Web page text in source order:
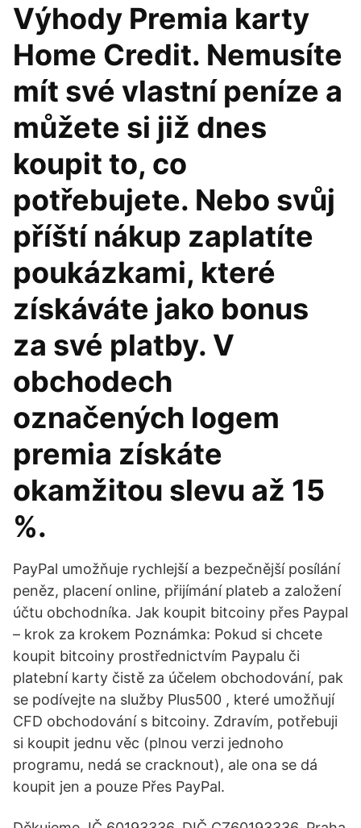
Výhody Premia karty
Home Credit. Nemusíte
mít své vlastní peníze a
můžete si již dnes
koupit to, co
potřebujete. Nebo svůj
příští nákup zaplatíte
poukázkami, které
získáváte jako bonus
za své platby. V
obchodech
označených logem
premia získáte
okamžitou slevu až 15
%.
PayPal umožňuje rychlejší a bezpečnější posílání
peněz, placení online, přijímání plateb a založení
účtu obchodníka. Jak koupit bitcoiny přes Paypal
– krok za krokem Poznámka: Pokud si chcete
koupit bitcoiny prostřednictvím Paypalu či
platební karty čistě za účelem obchodování, pak
se podívejte na služby Plus500 , které umožňují
CFD obchodování s bitcoiny. Zdravím, potřebuji
si koupit jednu věc (plnou verzi jednoho
programu, nedá se cracknout), ale ona se dá
koupit jen a pouze Přes PayPal.